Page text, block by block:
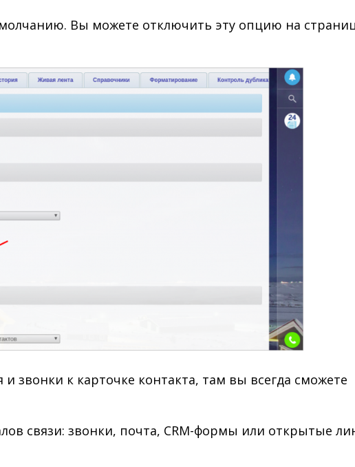
Вы можете отключить эту опцию на
звонки к карточке контакта, там вы всегда сможете
связи: звонки, почта, CRM-формы или открытые